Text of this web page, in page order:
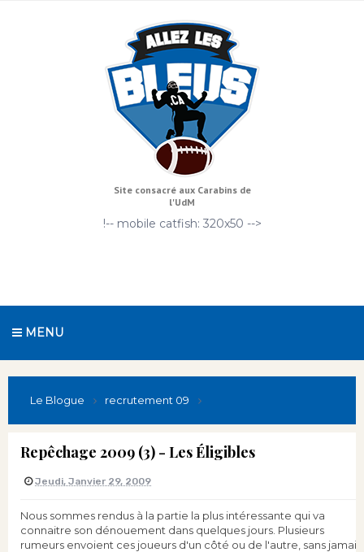
Site consacré aux Carabins de
l'UdM
!-- mobile catfish: 320x50 -->
MENU
Le Blogue recrutement 09
Repêchage 2009 (3) - Les Éligibles
Jeudi, Janvier 29, 2009
Nous sommes rendus à la partie la plus intéressante qui va
connaitre son dénouement dans quelques jours. Plusieurs
rumeurs envoient ces joueurs d'un côté ou de l'autre, sans jamais